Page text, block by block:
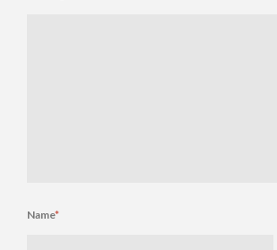
Name*